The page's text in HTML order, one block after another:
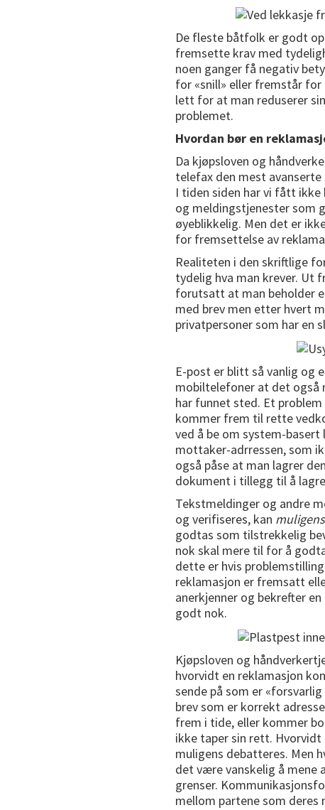
De fleste båtfolk er godt
fremsette krav med
noen ganger få negativ
for «snill» eller fremstår
lett for at man reduserer
problemet.
Hvordan bør en
Da kjøpsloven og
telefax den mest
I tiden siden har vi fått ikke
og meldingstjenester som
øyeblikkelig. Men det er
for fremsettelse av
Realiteten i den skriftlige
tydelig hva man krever. Ut
forutsatt at man beholder
med brev men etter hvert
privatpersoner som har en
E-post er blitt så vanlig og
mobiltelefoner at det også
har funnet sted. Et
kommer frem til rette
ved å be om system-
mottaker-adrressen, som
også påse at man lagrer
dokument i tillegg til å
Tekstmeldinger og andre
og verifiseres, kan muligens
godtas som tilstrekkelig
nok skal mere til for å
dette er hvis
reklamasjon er fremsatt
anerkjenner og bekrefter
godt nok.
Kjøpsloven og
hvorvidt en reklamasjon
sende på som er
brev som er korrekt
frem i tide, eller kommer
ikke taper sin rett.
muligens debatteres. Men
det være vanskelig å mene
grenser.
mellom partene som deres